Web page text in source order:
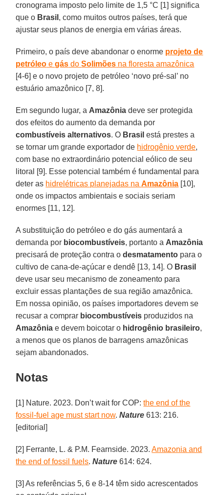
cronograma imposto pelo limite de 1,5 °C [1] significa
que o Brasil , como muitos outros países, terá que
ajustar seus planos de energia em várias áreas.
Primeiro, o país deve abandonar o enorme projeto de
petróleo egás doSolimões na floresta amazônica
[4-6] e o novo projeto de petróleo ‘novo pré-sal’ no
estuário amazônico [7, 8].
Em segundo lugar, a Amazônia deve ser protegida
dos efeitos do aumento da demanda por
combustíveis alternativos. O Brasil está prestes a
se tornar um grande exportador de hidrogênio verde,
com base no extraordinário potencial eólico de seu
litoral [9]. Esse potencial também é fundamental para
deter as hidrelétricas planejadas naAmazônia [10],
onde os impactos ambientais e sociais seriam
enormes [11, 12].
A substituição do petróleo e do gás aumentará a
demanda por biocombustíveis, portanto a Amazônia
precisará de proteção contra odesmatamento para o
cultivo de cana-de-açúcar e dendê [13, 14]. O Brasil
deve usar seu mecanismo de zoneamento para
excluir essas plantações de sua região amazônica.
Em nossa opinião, os países importadores devem se
recusar a comprar biocombustíveis produzidos na
Amazônia e devem boicotar o hidrogênio brasileiro,
a menos que os planos de barragens amazônicas
sejam abandonados.
Notas
[1] Nature. 2023. Don’t wait for COP:the end of the
fossil-fuel age must start now.Nature 613: 216.
[editorial]
[2] Ferrante, L. & P.M. Fearnside. 2023.Amazonia and
the end of fossil fuels.Nature 614: 624.
[3] As referências 5, 6 e 8-14 têm sido acrescentados